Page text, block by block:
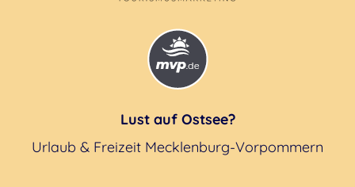
Lust auf Ostsee?
Urlaub & Freizeit Mecklenburg-Vorpommern